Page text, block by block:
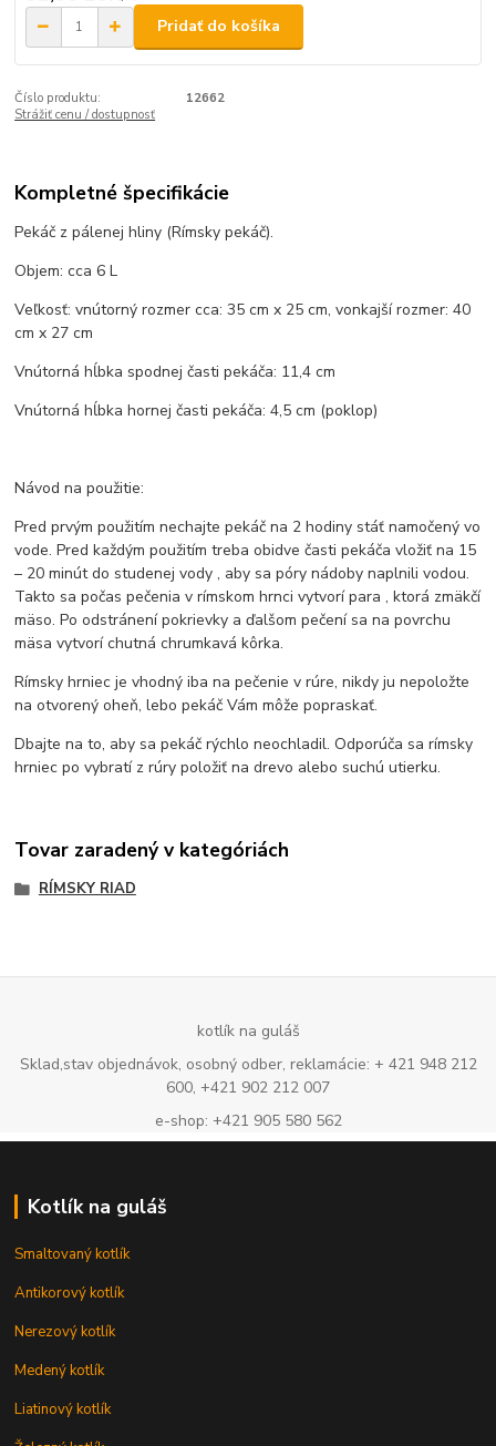
Pridať do košíka
Číslo produktu:
12662
Strážiť cenu / dostupnosť
Kompletné špecifikácie
Pekáč z pálenej hliny (Rímsky pekáč).
Objem: cca 6 L
Veľkosť: vnútorný rozmer cca: 35 cm x 25 cm, vonkajší rozmer: 40
cm x 27 cm
Vnútorná hĺbka spodnej časti pekáča: 11,4 cm
Vnútorná hĺbka hornej časti pekáča: 4,5 cm (poklop)
Návod na použitie:
Pred prvým použitím nechajte pekáč na 2 hodiny stáť namočený vo
vode. Pred každým použitím treba obidve časti pekáča vložiť na 15
– 20 minút do studenej vody , aby sa póry nádoby naplnili vodou.
Takto sa počas pečenia v rímskom hrnci vytvorí para , ktorá zmäkčí
mäso. Po odstránení pokrievky a ďalšom pečení sa na povrchu
mäsa vytvorí chutná chrumkavá kôrka.
Rímsky hrniec je vhodný iba na pečenie v rúre, nikdy ju nepoložte
na otvorený oheň, lebo pekáč Vám môže popraskať.
Dbajte na to, aby sa pekáč rýchlo neochladil. Odporúča sa rímsky
hrniec po vybratí z rúry položiť na drevo alebo suchú utierku.
Tovar zaradený v kategóriách
RÍMSKY RIAD
kotlík na guláš
Sklad,stav objednávok, osobný odber, reklamácie: + 421 948 212
600, +421 902 212 007
e-shop: +421 905 580 562
Kotlík na guláš
Smaltovaný kotlík
Antikorový kotlík
Nerezový kotlík
Medený kotlík
Liatinový kotlík